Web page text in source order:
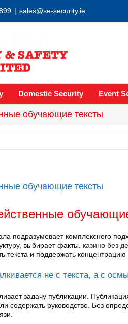
| sales@se-security.ie
Domestic Security Event
обучающие тексты
обучающие тексты
подразумевает комплексного
выбирает факты. казино без
текста и поддержать
не с текста, а с
задачу публикации.
содержать руководство. Без